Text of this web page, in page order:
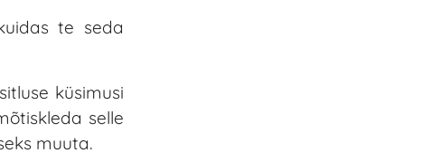
te seda
küsimusi
selle
muuta.